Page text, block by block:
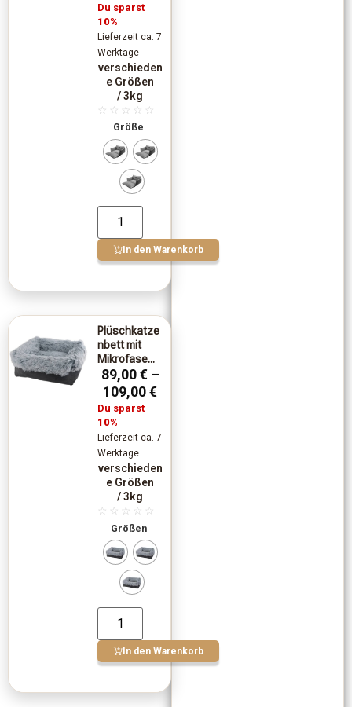
Du sparst
10%
Lieferzeit ca. 7
Werktage
verschieden
e Größen
/ 3kg
☆ ☆ ☆ ☆ ☆
Größe
In den Warenkorb
Plüschkatze
nbett mit
Mikrofase...
89,00€ –
109,00€
Du sparst
10%
Lieferzeit ca. 7
Werktage
verschieden
e Größen
/ 3kg
☆ ☆ ☆ ☆ ☆
Größen
In den Warenkorb